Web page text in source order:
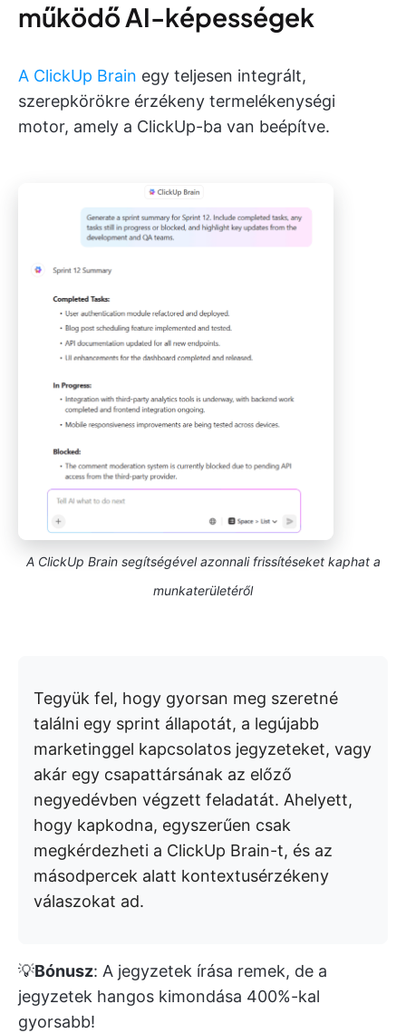
működő AI-képességek
A ClickUp Brain egy teljesen integrált,
szerepkörökre érzékeny termelékenységi
motor, amely a ClickUp-ba van beépítve.
A ClickUp Brain segítségével azonnali frissítéseket kaphat a
munkaterületéről
Tegyük fel, hogy gyorsan meg szeretné
találni egy sprint állapotát, a legújabb
marketinggel kapcsolatos jegyzeteket, vagy
akár egy csapattársának az előző
negyedévben végzett feladatát. Ahelyett,
hogy kapkodna, egyszerűen csak
megkérdezheti a ClickUp Brain-t, és az
másodpercek alatt kontextusérzékeny
válaszokat ad.
💡Bónusz: A jegyzetek írása remek, de a
jegyzetek hangos kimondása 400%-kal
gyorsabb!